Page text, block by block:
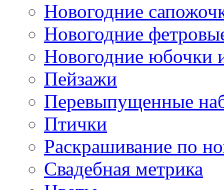
Новогодние
Новогодние
Новогодние юбочки
Пейзажи
Перевыпущенные
Птички
Раскрашивание по
Свадебная метрика